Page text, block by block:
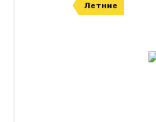
Летние